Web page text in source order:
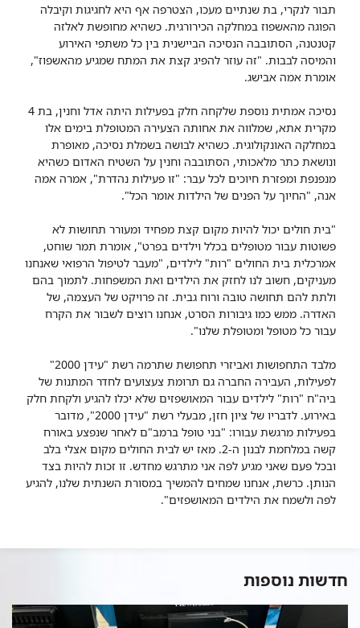
תבור לנקרי, בת שנתיים מעכו, הצטרפה אף היא לחגיגות וקיבלה
הפוגה מהאשפוז במחלקה הכירורגית. כשהיא מחופשת לאלזה
קטנטנה, הסתובבה הנסיכה הביישנית בין כל משתפי האירוע
והמיסה לבבות. "זה עוזר להפיג קצת את המתח שמגיע מהאשפוז",
אומרת אמה אבישג.
נסיכה אמתית נוספת שלקחה חלק בפעילות היתה אדל וחנין, בת 4
מקרית אתא, שמלווה את אחותה הצעירה המטופלת בימים אלו
במחלקה האונקולוגית. כשהיא לבושה בשמלת נסיכה, מאופרת
ונושאת כתר מלאכותי, הסתובבה וחנין על השטיח האדום כשהיא
מנפנפת ומפזרת חיוכים לכל עבר: "זו פעילות נהדרת", אמרה אמה
אנה, "החיוך על הפנים של הילדות אומר הכל".
"בית חולים יכול להיות מקום קצת מפחיד ומעורר תחושות לא
פשוטות עבור מטופלים בכלל וילדים בפרט", אומרת תמר שוחט,
אמרכלית בית החולים "רות" לילדים, "מעבר לטיפול הרפואי שאנחנו
מעניקים, חשוב לנו לחזק את הילדים ואת המשפחות. לתמוך בהם
ולתת להם תחושה טובה ורוח גבית. זה פרויקט של העצמה, של
האדרה. ממש כמו גיבורות הסרט, אנחנו רוצים לשבור את הקרח
עבור כל מטופל ומטופלת שלנו".
מלבד התחפושות ואביזרי תחפושת שתרמה רשת "עידן 2000"
לפעילות, העבירה החברה גם תרומת צעצועים לחדר המתנות של
ביה"ח "רות" לילדים עבור המאושפזים שלא יכלו להגיע ולקחת חלק
באירוע. לדבריו של ציון חזן, מבעלי רשת "עידן 2000", מדובר
בפעילות מרגשת עבורו: "בני טופל ברמב"ם לאחר שנפצע באורח
קשה במלחמת לבנון ה-2. מאז יש לבית החולים מקום אצלי בלב
ובכל פעם שאני מגיע לפה אני מתרגש מחדש. זו זכות להיות בצד
הנותן. כרשת, אנחנו שמחים להמשיך במסורת השנתית שלנו, להגיע
לפה ולשמח את הילדים המאושפזים".
חדשות נוספות